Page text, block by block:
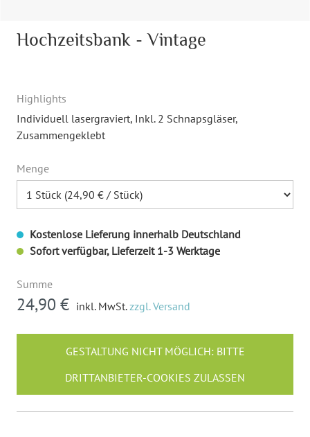
Hochzeitsbank - Vintage
Highlights
Individuell lasergraviert, Inkl. 2 Schnapsgläser,
Zusammengeklebt
Menge
Kostenlose Lieferung innerhalb Deutschland
Sofort verfügbar, Lieferzeit 1-3 Werktage
Summe
24,90 € inkl. MwSt.zzgl. Versand
GESTALTUNG NICHT MÖGLICH: BITTE
DRITTANBIETER-COOKIES ZULASSEN